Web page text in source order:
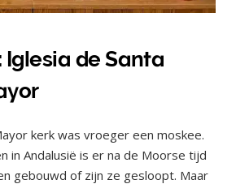
Iglesia de Santa
kerk was vroeger een moskee.
in Andalusië is er na de Moorse tijd
gebouwd of zijn ze gesloopt. Maar